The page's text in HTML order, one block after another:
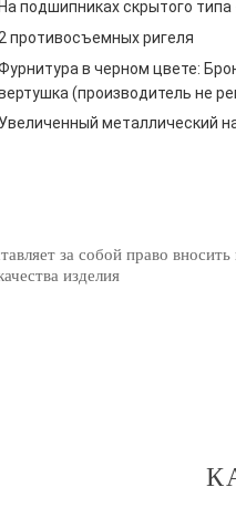
На подшипниках скрытого типа
2 противосъемных ригеля
в черном цвете:
(производитель не
Увеличенный металлический
за собой право
изделия